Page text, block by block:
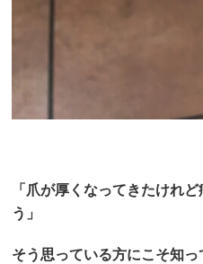
「爪が厚くなってきたけれ
う」
そう思っている方にこそ知